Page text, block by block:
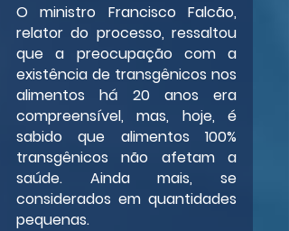
O ministro Francisco Falcão,
relator do processo, ressaltou
que a preocupação com a
existência de transgênicos nos
alimentos há 20 anos era
compreensível, mas, hoje, é
sabido que alimentos 100%
transgênicos não afetam a
saúde. Ainda mais, se
considerados em quantidades
pequenas.